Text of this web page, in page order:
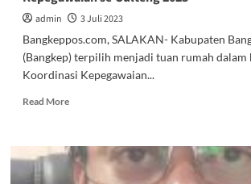
admin
3 Juli 2023
Bangkeppos.com, SALAKAN- Kabupaten
(Bangkep) terpilih menjadi tuan rumah dalam
Koordinasi Kepegawaian...
Read MoreRead
Kabupaten
Bangkep
Terpilih